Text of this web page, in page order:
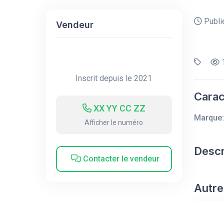
Vendeur
Inscrit depuis le 2021
XX YY CC ZZ
Afficher le numéro
Contacter le vendeur
Marque: